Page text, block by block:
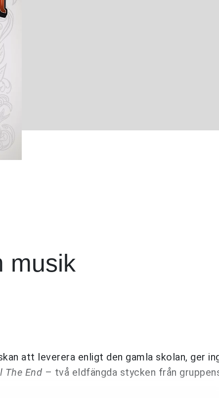
musik
att leverera enligt den gamla skolan, ger
The End – två eldfängda stycken från